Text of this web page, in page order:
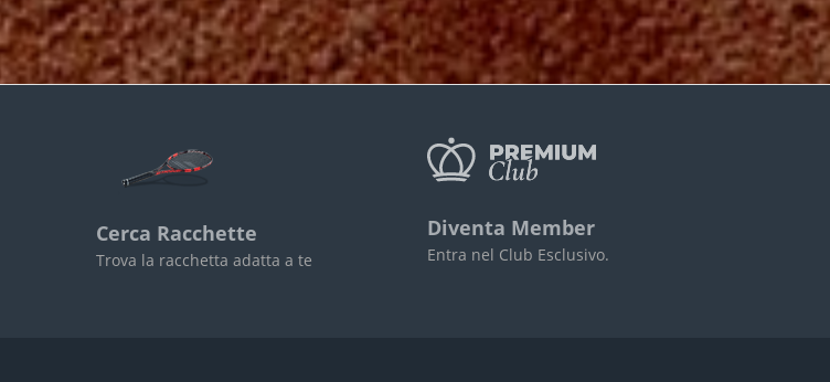
Cerca Racchette
Trova la racchetta adatta a te
Diventa Member
Entra nel Club Esclusivo.